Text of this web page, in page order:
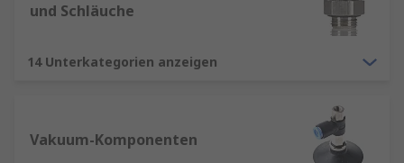
und Schläuche
14 Unterkategorien anzeigen
Vakuum-Komponenten